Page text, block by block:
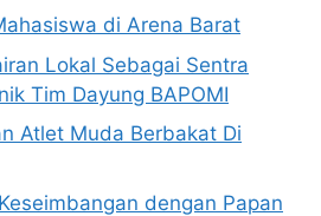
di Arena Barat
Lokal Sebagai Sentra
Tim Dayung BAPOMI
Atlet Muda Berbakat Di
dengan Papan